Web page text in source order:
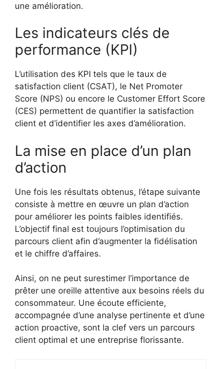
une amélioration.
Les indicateurs clés de
performance (KPI)
L’utilisation des KPI tels que le taux de
satisfaction client (CSAT), le Net Promoter
Score (NPS) ou encore le Customer Effort Score
(CES) permettent de quantifier la satisfaction
client et d’identifier les axes d’amélioration.
La mise en place d’un plan
d’action
Une fois les résultats obtenus, l’étape suivante
consiste à mettre en œuvre un plan d’action
pour améliorer les points faibles identifiés.
L’objectif final est toujours l’optimisation du
parcours client afin d’augmenter la fidélisation
et le chiffre d’affaires.
Ainsi, on ne peut surestimer l’importance de
prêter une oreille attentive aux besoins réels du
consommateur. Une écoute efficiente,
accompagnée d’une analyse pertinente et d’une
action proactive, sont la clef vers un parcours
client optimal et une entreprise florissante.